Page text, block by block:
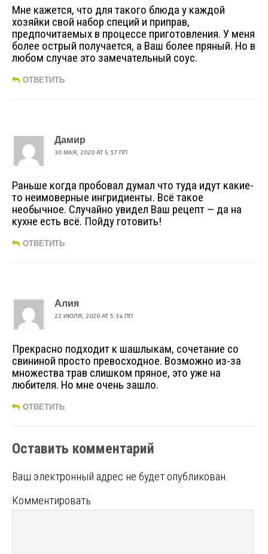
Мне кажется, что для такого блюда у каждой
хозяйки свой набор специй и приправ,
предпочитаемых в процессе приготовления. У меня
более острый получается, а Ваш более пряный. Но в
любом случае это замечательный соус.
ОТВЕТИТЬ
Дамир
30 МАЯ, 2020 AT 5:17 ПП
Раньше когда пробовал думал что туда идут какие-
то неимоверные ингридиенты. Всё такое
необычное. Случайно увидел Ваш рецепт — да на
кухне есть всё. Пойду готовить!
ОТВЕТИТЬ
Алия
22 ИЮЛЯ, 2020 AT 5:34 ПП
Прекрасно подходит к шашлыкам, сочетание со
свининой просто превосходное. Возможно из-за
множества трав слишком пряное, это уже на
любителя. Но мне очень зашло.
ОТВЕТИТЬ
Оставить комментарий
Ваш электронный адрес не будет опубликован.
Комментировать